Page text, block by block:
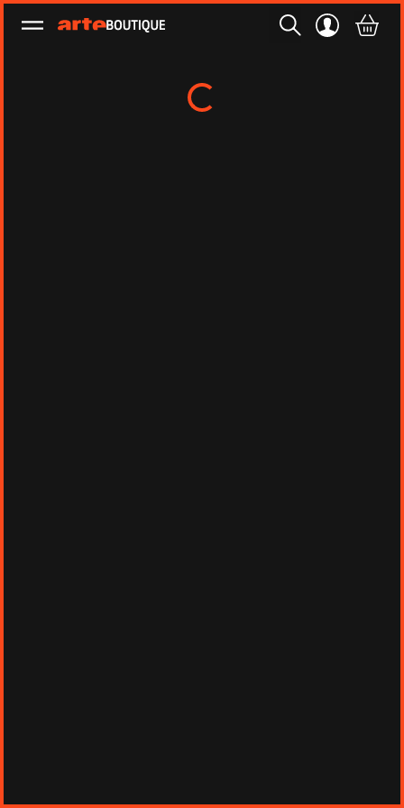
Ouvrir le menu